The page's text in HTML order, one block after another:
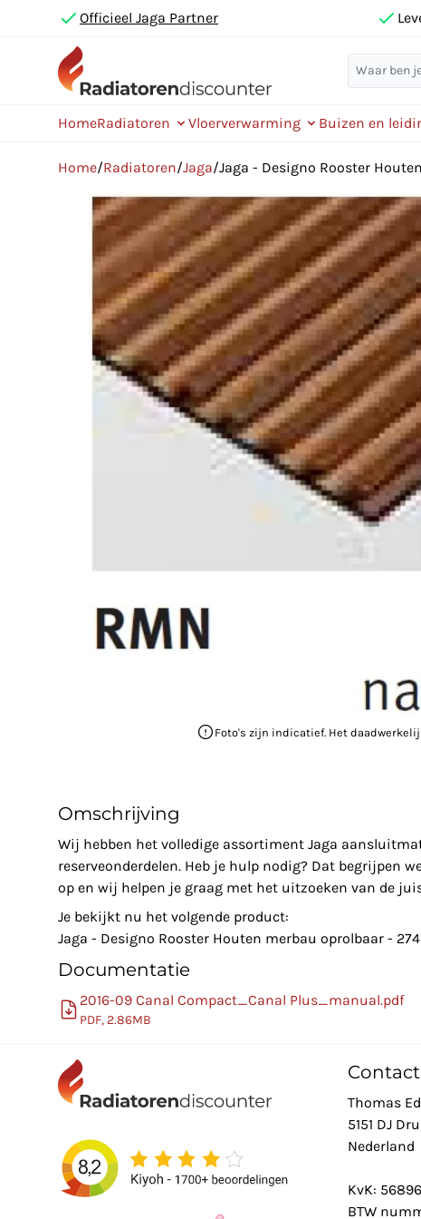
Officieel Jaga Partner
HomeRadiatoren Vloerverwarming Buizen en
Home/Radiatoren/Jaga/Jaga - Designo Rooster
Foto's zijn indicatief. Het
Omschrijving
Wij hebben het volledige assortiment Jaga
reserveonderdelen. Heb je hulp nodig? Dat begrijpen
op en wij helpen je graag met het uitzoeken van de
Je bekijkt nu het volgende product:
Jaga - Designo Rooster Houten merbau oprolbaar -
Documentatie
2016-09 Canal Compact_Canal Plus_manual.pdf
PDF, 2.86MB
Contact
Thomas
5151 DJ
Nederland
KvK:
BTW